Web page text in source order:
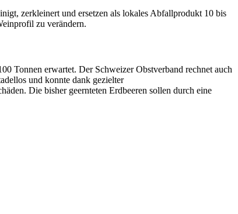
zerkleinert und ersetzen als lokales Abfallprodukt 10 bis
zu verändern.
Tonnen erwartet. Der Schweizer Obstverband rechnet auch
und konnte dank gezielter
Die bisher geernteten Erdbeeren sollen durch eine